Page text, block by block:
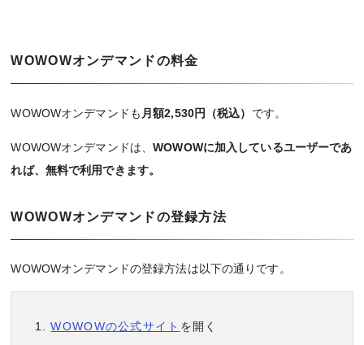
WOWOWオンデマンドの料金
WOWOWオンデマンドも 月額2,530円（税込） です。
WOWOWオンデマンドは、WOWOWに加入しているユーザーであ
れば、無料で利用できます。
WOWOWオンデマンドの登録方法
WOWOWオンデマンドの登録方法は以下の通りです。
WOWOWの公式サイト を開く